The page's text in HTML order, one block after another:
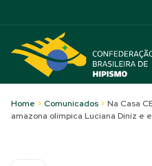
Home > Comunicados > Na Casa
amazona olímpica Luciana Diniz e